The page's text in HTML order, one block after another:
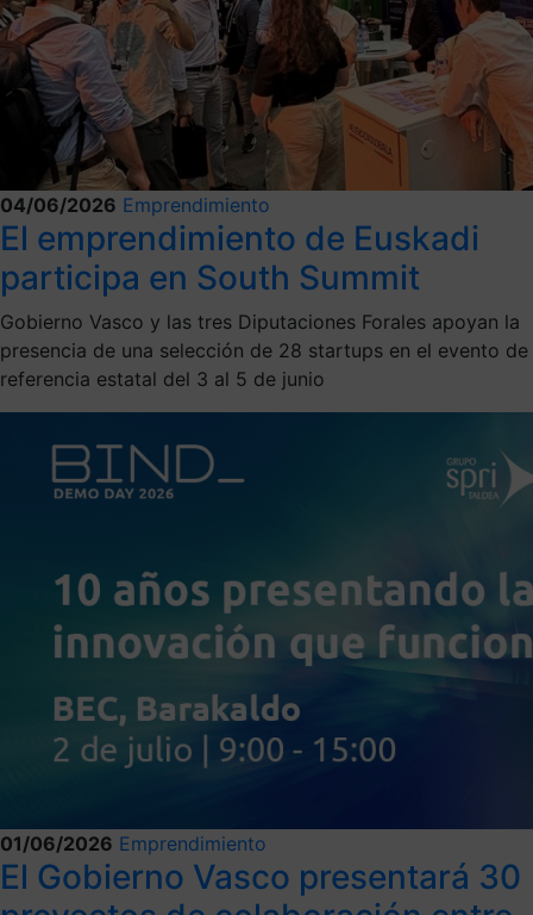
04/06/2026 Emprendimiento
El emprendimiento de Euskadi
participa en South Summit
Gobierno Vasco y las tres Diputaciones Forales apoyan la
presencia de una selección de 28 startups en el evento de
referencia estatal del 3 al 5 de junio
01/06/2026 Emprendimiento
El Gobierno Vasco presentará 30